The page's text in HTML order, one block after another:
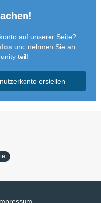
auf unserer Seite?
und nehmen Sie an
teil!
erstellen